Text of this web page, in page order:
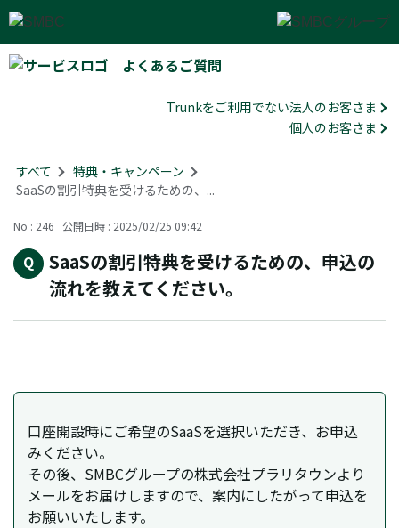
よくあるご質問
Trunkをご利用でない法人のお客さま
個人のお客さま
すべて > 特典・キャンペーン >
SaaSの割引特典を受けるための、...
No : 246 公開日時 : 2025/02/25 09:42
SaaSの割引特典を受けるための、申込の
流れを教えてください。
口座開設時にご希望のSaaSを選択いただき、お申込
みください。
その後、SMBCグループの株式会社プラリタウンより
メールをお届けしますので、案内にしたがって申込を
お願いいたします。